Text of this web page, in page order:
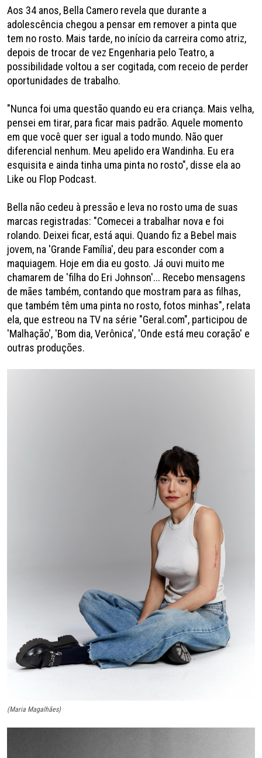
Aos 34 anos, Bella Camero revela que durante a
adolescência chegou a pensar em remover a pinta que
tem no rosto. Mais tarde, no início da carreira como atriz,
depois de trocar de vez Engenharia pelo Teatro, a
possibilidade voltou a ser cogitada, com receio de perder
oportunidades de trabalho.
"Nunca foi uma questão quando eu era criança. Mais velha,
pensei em tirar, para ficar mais padrão. Aquele momento
em que você quer ser igual a todo mundo. Não quer
diferencial nenhum. Meu apelido era Wandinha. Eu era
esquisita e ainda tinha uma pinta no rosto", disse ela ao
Like ou Flop Podcast.
Bella não cedeu à pressão e leva no rosto uma de suas
marcas registradas: "Comecei a trabalhar nova e foi
rolando. Deixei ficar, está aqui. Quando fiz a Bebel mais
jovem, na 'Grande Família', deu para esconder com a
maquiagem. Hoje em dia eu gosto. Já ouvi muito me
chamarem de 'filha do Eri Johnson'... Recebo mensagens
de mães também, contando que mostram para as filhas,
que também têm uma pinta no rosto, fotos minhas", relata
ela, que estreou na TV na série "Geral.com", participou de
'Malhação', 'Bom dia, Verônica', 'Onde está meu coração' e
outras produções.
(Maria Magalhães)